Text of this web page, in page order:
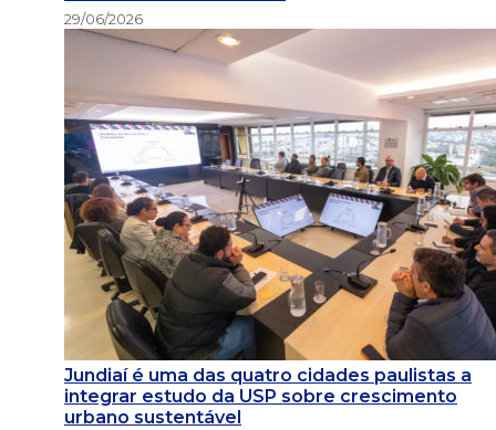
29/06/2026
Jundiaí é uma das quatro cidades paulistas a
integrar estudo da USP sobre crescimento
urbano sustentável